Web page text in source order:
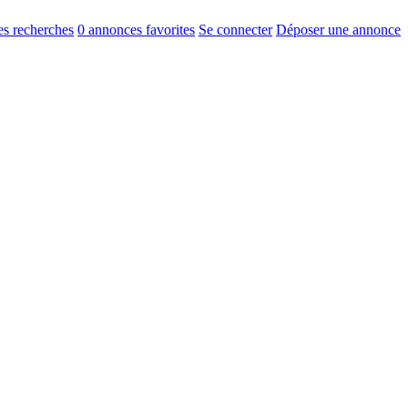
recherches 0 annonces favorites Se connecter Déposer une annonce